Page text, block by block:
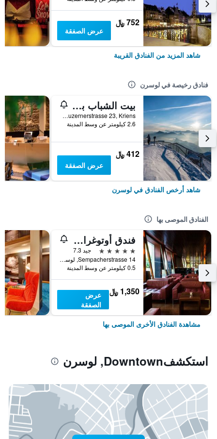
752 ﷼
عرض الصفقة
شاهد المزيد من الفنادق القريبة
فنادق رخيصة في لوسرن
بيت الشباب بيل بارك
Luzernerstrasse 23, Kriens, لوسرن, كانتون لوسيرن, سويسرا
2.6 كيلومتر عن وسط المدينة
412 ﷼
عرض الصفقة
شاهد أرخص الفنادق في لوسرن
الفنادق الموصى بها
فندق أوتوغراف كوليكشن، لوتزيرن
5 نجوم
جيد 7.3
Sempacherstrasse 14, لوسرن, كانتون لوسيرن, سويسرا
0.5 كيلومتر عن وسط المدينة
1,350 ﷼
عرض
الصفقة
مشاهدة الفنادق الأخرى الموصى بها
استكشفDowntown, لوسرن